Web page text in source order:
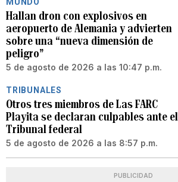
Hallan dron con explosivos en
aeropuerto de Alemania y advierten
sobre una “nueva dimensión de
peligro”
5 de agosto de 2026 a las 10:47 p.m.
TRIBUNALES
Otros tres miembros de Las FARC
Playita se declaran culpables ante el
Tribunal federal
5 de agosto de 2026 a las 8:57 p.m.
PUBLICIDAD